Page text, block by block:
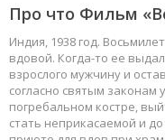
Про что Фильм
Индия, 1938 год.
вдовой. Когда-то ее
взрослого мужчину и
согласно святым законам
погребальном костре,
стать неприкасаемой и